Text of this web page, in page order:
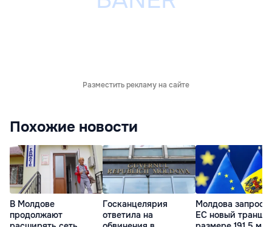
Разместить рекламу на сайте
Похожие новости
В Молдове
продолжают
Госканцелярия
ответила на
Молдова
ЕС новый транш в